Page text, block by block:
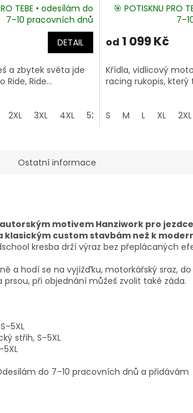
TEBE • odesílám do
7–10 pracovních dnů
DETAIL
a zbytek světa jde
Ride, Ride...
2XL 3XL 4XL 5XL
🎯 POTISKNU PRO
od 1 099 Kč
Křídla, vidlicový
racing rukopis, který
S M L XL 2XL
Ostatní informace
motivem Hanziwork pro
custom stavbám než k
kresba drží výraz bez přeplácaných
a hodí se na vyjížďku, motorkářský sraz, do
při objednání můžeš zvolit také záda.
střih, S–5XL
do 7–10 pracovních dnů a přidávám